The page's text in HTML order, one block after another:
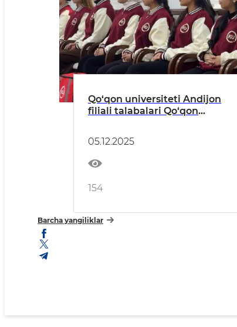
Qo‘qon universiteti Andijon
filiali talabalari Qo‘qon
etadilar
05.12.2025
154
Barcha yangiliklar